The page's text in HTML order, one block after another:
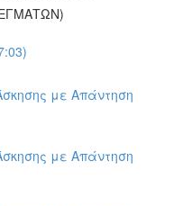
με Απάντηση
με Απάντηση